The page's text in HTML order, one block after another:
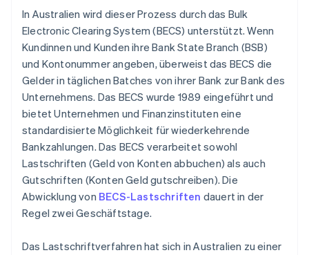
In Australien wird dieser Prozess durch das Bulk
Electronic Clearing System (BECS) unterstützt. Wenn
Kundinnen und Kunden ihre Bank State Branch (BSB)
und Kontonummer angeben, überweist das BECS die
Gelder in täglichen Batches von ihrer Bank zur Bank des
Unternehmens. Das BECS wurde 1989 eingeführt und
bietet Unternehmen und Finanzinstituten eine
standardisierte Möglichkeit für wiederkehrende
Bankzahlungen. Das BECS verarbeitet sowohl
Lastschriften (Geld von Konten abbuchen) als auch
Gutschriften (Konten Geld gutschreiben). Die
Abwicklung von BECS-Lastschriften dauert in der
Regel zwei Geschäftstage.
Das Lastschriftverfahren hat sich in Australien zu einer